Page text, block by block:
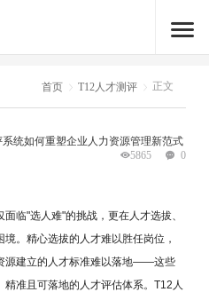
首页 T12人才测评 正文
统如何重塑企业人力资源管理新范式
5865 0
临"选人难"的挑战，更在人才选拔、
。精心选拔的人才难以胜任岗位，
源建立的人才标准难以落地——这些
准且可落地的人才评估体系。T12人